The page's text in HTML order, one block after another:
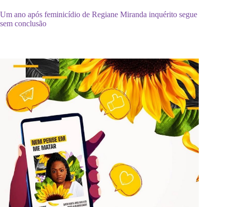
Um ano após feminicídio de Regiane Miranda inquérito segue
sem conclusão